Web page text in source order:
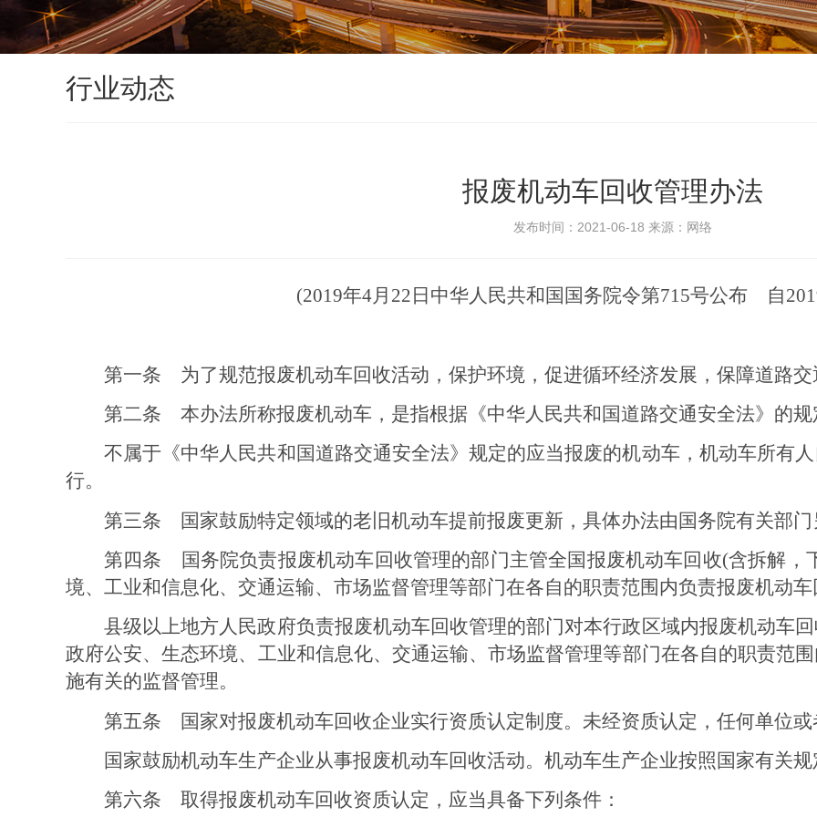
行业动态
报废机动车回收管理办法
发布时间：2021-06-18 来源：网络
(2019年4月 22 日中华人民共和国国务院令第715号公布 自
第一条 为了规范报废机动车回收活动，保护环境，促进循环经济发展，保障道路
第二条 本办法所称报废机动车，是指根据《中华人民共和国道路交通安全法》的
不属于《中华人民共和国道路交通安全法》规定的应当报废的机动车，机动车所有
行。
第三条
国家鼓励特定领域的老旧机动车提前报废更新，具体办法由国务院有关部
第四条
国务院负责报废机动车回收管理的部门主管全国报废机动车回收(含拆解，
境、工业和信息化、交通运输、市场监督管理等部门在各自的职责范围内负责报废机动
县级以上地方人民政府负责报废机动车回收管理的部门对本行政区域内报废机动车
政府公安、生态环境、工业和信息化、交通运输、市场监督管理等部门在各自的职责范
施有关的监督管理。
第五条
国家对报废机动车回收企业实行资质认定制度。未经资质认定，任何单位
国家鼓励机动车生产企业从事报废机动车回收活动。机动车生产企业按照国家有关
第六条 取得报废机动车回收资质认定，应当具备下列条件：